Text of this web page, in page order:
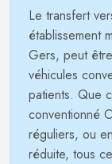
Le transfert
établissement
Gers, peut
véhicules
patients. Que
conventionné
réguliers, ou
réduite, tous